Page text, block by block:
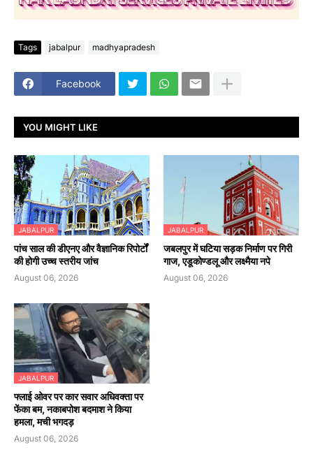
Tags jabalpur madhyapradesh
Facebook
YOU MIGHT LIKE
JABALPUR
पांच साल की डीएनए और वैज्ञानिक रिपोर्टों
की होगी उच्च स्तरीय जांच
August 06, 2026
JABALPUR
जबलपुर में घटिया सड़क निर्माण पर गिरी
गाज, एडूकोण्डलू और लक्ष्मैया नपे
August 06, 2026
JABALPUR
फ्लाई ओवर पर कार सवार अधिवक्ता पर
फेंका बम, नकाबपोश बदमाश ने किया
हमला, मची भगदड़
August 06, 2026